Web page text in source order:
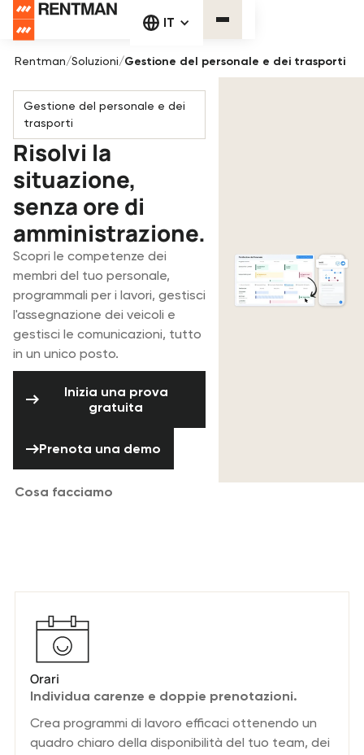
IT
Rentman/Soluzioni/Gestione del personale e dei trasporti
Gestione del personale e dei
trasporti
Risolvi la
situazione,
senza ore di
amministrazione.
Scopri le competenze dei
membri del tuo personale,
programmali per i lavori, gestisci
l'assegnazione dei veicoli e
gestisci le comunicazioni, tutto
in un unico posto.
Inizia una prova
gratuita
Prenota una demo
Cosa facciamo
Orari
Individua carenze e doppie prenotazioni.
Crea programmi di lavoro efficaci ottenendo un
quadro chiaro della disponibilità del tuo team, dei